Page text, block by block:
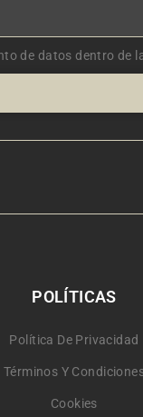
de datos dentro de
POLÍTICAS
Política De Privacidad
Términos Y
Cookies